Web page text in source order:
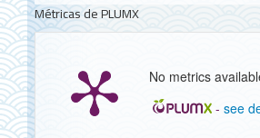
Métricas de PLUMX
No metrics
-see